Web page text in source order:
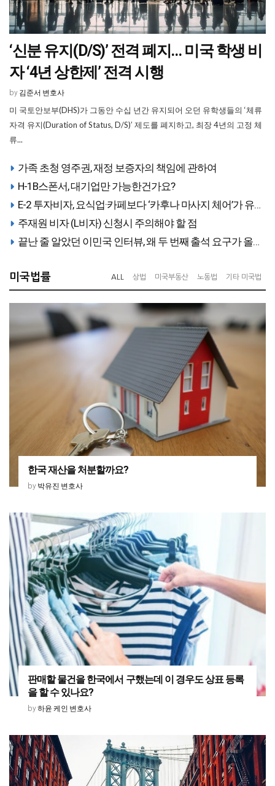
‘신분 유지(D/S)’ 전격 폐지… 미국 학생 비
자 ‘4년 상한제’ 전격 시행
by 김준서 변호사
미 국토안보부(DHS)가 그동안 수십 년간 유지되어 오던 유학생들의 ‘체류
자격 유지(Duration of Status, D/S)’ 제도를 폐지하고, 최장 4년의 고정 체
류...
가족 초청 영주권, 재정 보증자의 책임에 관하여
H-1B스폰서, 대기업만 가능한건가요?
E-2 투자비자, 요식업·카페보다 ‘카후나 마사지 체어’가 유
리한 이유
주재원 비자 (L비자) 신청시 주의해야 할 점
끝난 줄 알았던 이민국 인터뷰, 왜 두 번째 출석 요구가 올
미국법률 ALL 상법 미국부동산 노동법 기타 미국법
한국 재산을 처분할까요?
by 박유진 변호사
판매할 물건을 한국에서 구했는데 이 경우도 상표 등록
을 할 수 있나요?
by하윤 케인 변호사